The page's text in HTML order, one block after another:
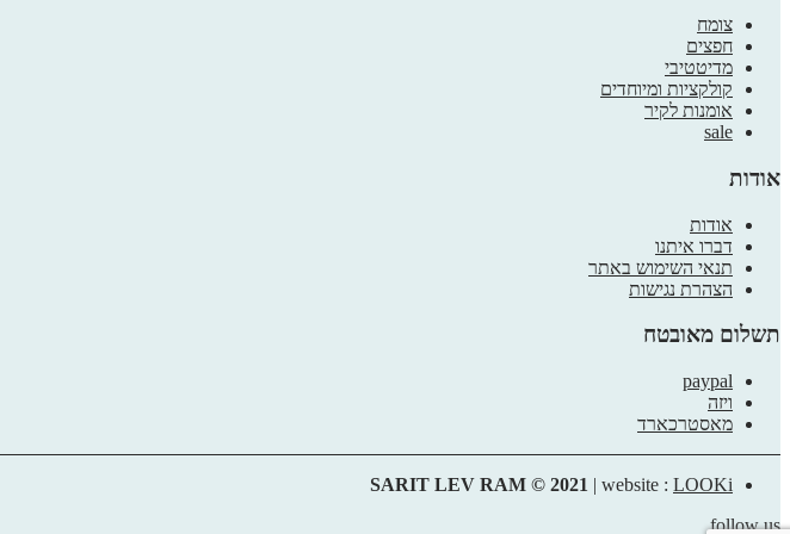
צומח
חפצים
מדיטטיבי
קולקציות ומיוחדים
אומנות לקיר
sale
אודות
אודות
דברו איתנו
תנאי השימוש באתר
הצהרת נגישות
תשלום מאובטח
paypal
ויזה
מאסטרכארד
SARIT LEV RAM © 2021 | website : LOOKi
follow us